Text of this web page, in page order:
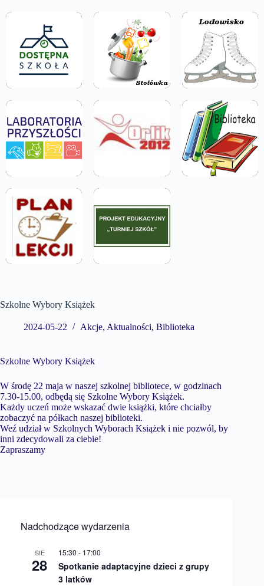
Szkolne Wybory Książek
2024-05-22 Akcje, Aktualności, Biblioteka
Szkolne Wybory Książek
W środę 22 maja w naszej szkolnej bibliotece, w godzinach
7.30-15.00, odbędą się Szkolne Wybory Książek.
Każdy uczeń może wskazać dwie książki, które chciałby
zobaczyć na półkach naszej biblioteki.
Weź udział w Szkolnych Wyborach Książek i nie pozwól, by
inni zdecydowali za ciebie!
Zapraszamy
Nadchodzące wydarzenia
SIE
28
15:30 - 17:00
Spotkanie adaptacyjne dzieci z grupy
3 latków